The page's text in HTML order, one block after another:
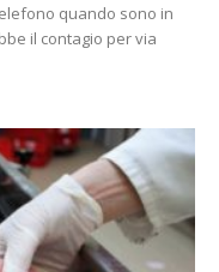
quando sono in
il contagio per via